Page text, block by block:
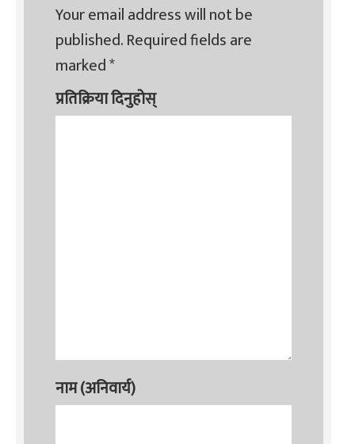
Your email address will not be
published.Required fields are
marked*
प्रतिक्रिया दिनुहोस्
नाम (अनिवार्य)